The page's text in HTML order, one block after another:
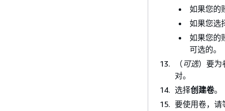
如果您的
如果您选
如果您的
可选的。
（ 可选）要为
对。
选择创建卷。
要使用卷，请